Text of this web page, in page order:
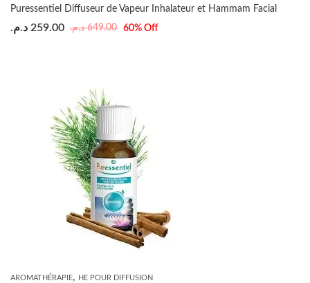
Puressentiel Diffuseur de Vapeur Inhalateur et Hammam Facial
649.00 د.م. 259.00 د.م. 60% Off
AROMATHÉRAPIE, HE POUR DIFFUSION